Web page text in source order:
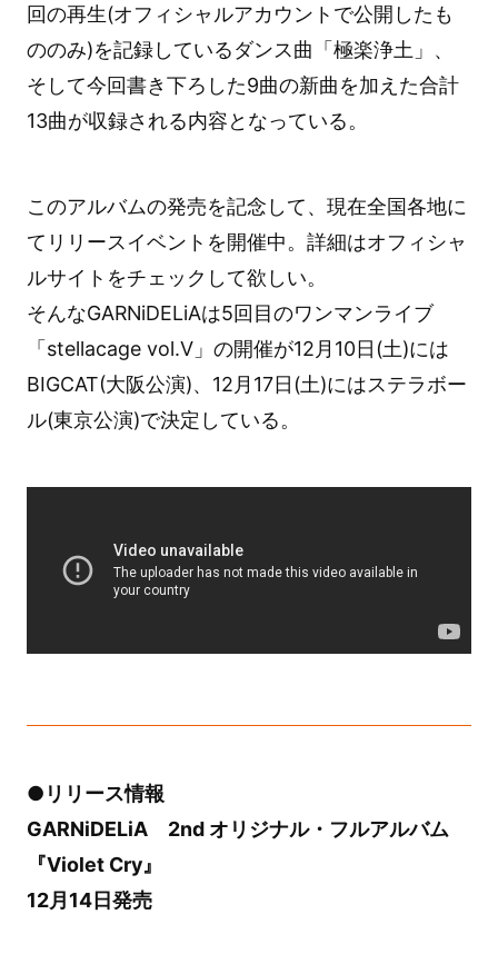
回の再生(オフィシャルアカウントで公開したも
ののみ)を記録しているダンス曲「極楽浄土」、
そして今回書き下ろした9曲の新曲を加えた合計
13曲が収録される内容となっている。
このアルバムの発売を記念して、現在全国各地に
てリリースイベントを開催中。詳細はオフィシャ
ルサイトをチェックして欲しい。
そんなGARNiDELiAは5回目のワンマンライブ
「stellacage vol.Ⅴ」の開催が12月10日(土)には
BIGCAT(大阪公演)、12月17日(土)にはステラボー
ル(東京公演)で決定している。
●リリース情報
GARNiDELiA 2nd オリジナル・フルアルバム
『Violet Cry』
12月14日発売